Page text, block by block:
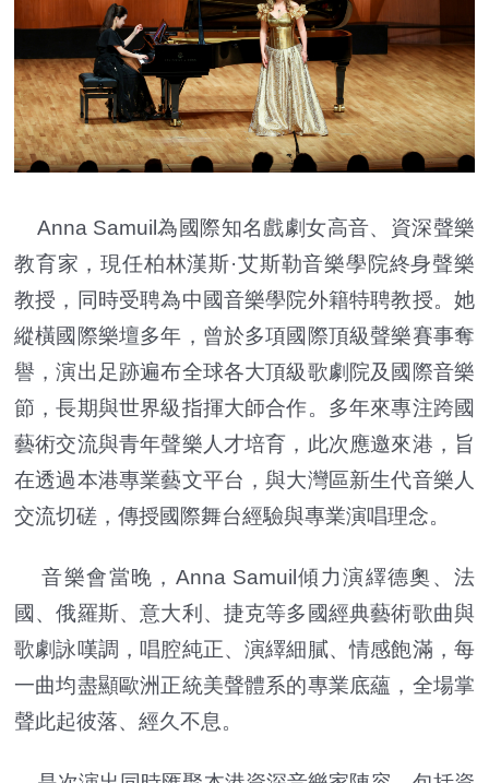
Anna Samuil為國際知名戲劇女高音、資深聲樂
教育家，現任柏林漢斯·艾斯勒音樂學院終身聲樂
教授，同時受聘為中國音樂學院外籍特聘教授。她
縱橫國際樂壇多年，曾於多項國際頂級聲樂賽事奪
譽，演出足跡遍布全球各大頂級歌劇院及國際音樂
節，長期與世界級指揮大師合作。多年來專注跨國
藝術交流與青年聲樂人才培育，此次應邀來港，旨
在透過本港專業藝文平台，與大灣區新生代音樂人
交流切磋，傳授國際舞台經驗與專業演唱理念。
音樂會當晚，Anna Samuil傾力演繹德奧、法
國、俄羅斯、意大利、捷克等多國經典藝術歌曲與
歌劇詠嘆調，唱腔純正、演繹細膩、情感飽滿，每
一曲均盡顯歐洲正統美聲體系的專業底蘊，全場掌
聲此起彼落、經久不息。